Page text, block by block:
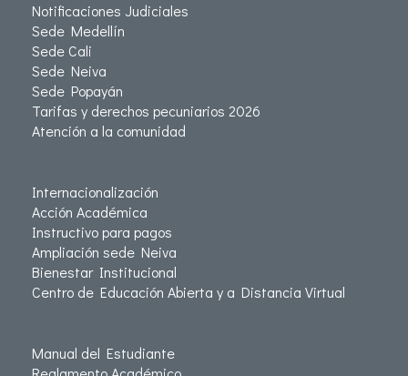
Notificaciones Judiciales
Sede Medellín
Sede Cali
Sede Neiva
Sede Popayán
Tarifas y derechos pecuniarios 2026
Atención a la comunidad
Internacionalización
Acción Académica
Instructivo para pagos
Ampliación sede Neiva
Bienestar Institucional
Centro de Educación Abierta y a Distancia Virtual
Manual del Estudiante